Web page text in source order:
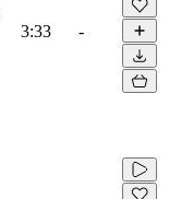
3:33 -